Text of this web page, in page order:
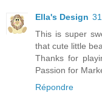
Ella's Design
This is super
that cute little
Thanks for
Passion for
Répondre